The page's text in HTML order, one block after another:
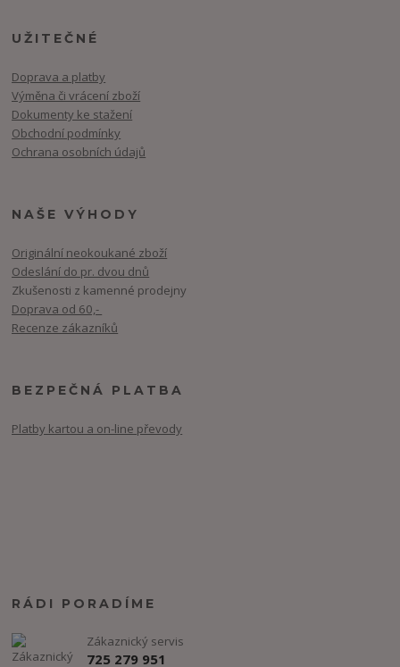
UŽITEČNÉ
Doprava a platby
Výměna či vrácení zboží
Dokumenty ke stažení
Obchodní podmínky
Ochrana osobních údajů
NAŠE VÝHODY
Originální neokoukané zboží
Odeslání do pr. dvou dnů
Zkušenosti z kamenné prodejny
Doprava od 60,-
Recenze zákazníků
BEZPEČNÁ PLATBA
Platby kartou a on-line převody
RÁDI PORADÍME
Zákaznický servis
725 279 951